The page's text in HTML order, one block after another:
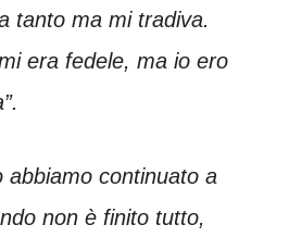
tanto ma mi tradiva.
era fedele, ma io ero
abbiamo continuato a
non è finito tutto,